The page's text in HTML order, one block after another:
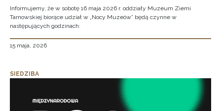
Informujemy, że w sobotę 16 maja 2026 r. oddziały Muzeum Ziemi
Tarnowskiej biorące udział w „Nocy Muzeów” będą czynne w
następujących godzinach:
15 maja, 2026
SIEDZIBA